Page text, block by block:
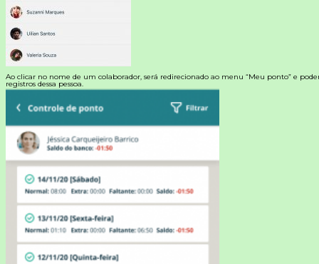
Ao clicar no nome de um colaborador, será redirecionado ao menu “Meu ponto” e
registros dessa pessoa.